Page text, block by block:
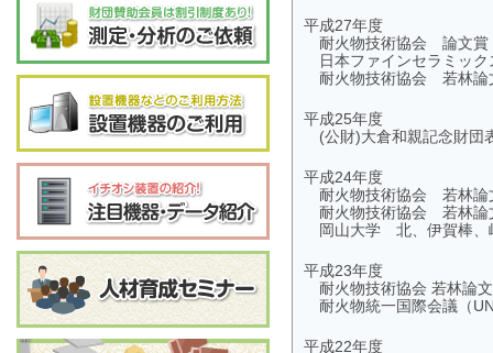
平成27年度
耐火物技術協会 論文賞
日本ファインセラミッ
耐火物技術協会 若林論
平成25年度
(公財)大倉和親記念財
平成24年度
耐火物技術協会 若林
耐火物技術協会 若林
岡山大学 北、伊賀棒、
平成23年度
耐火物技術協会 若林論
耐火物統一国際会議（
平成22年度